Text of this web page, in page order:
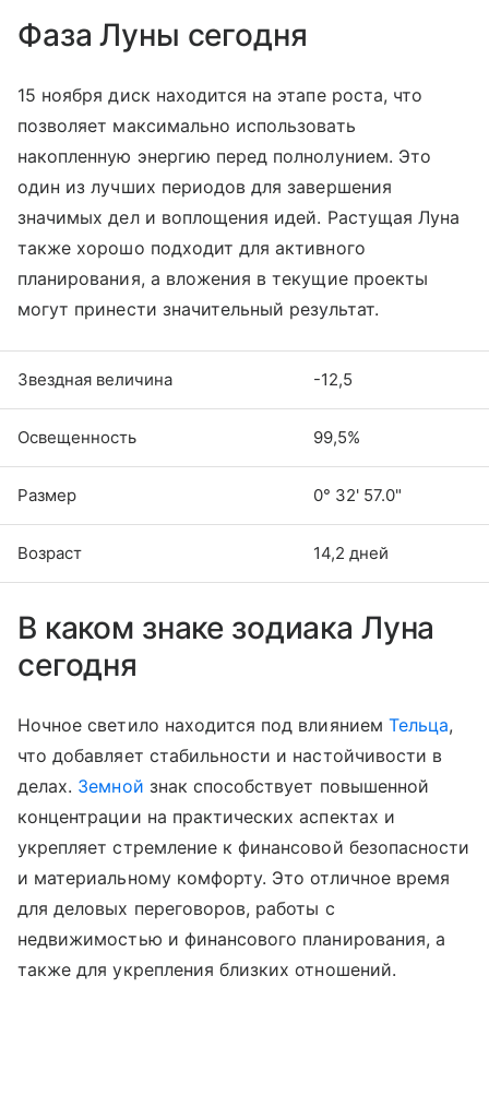
Фаза Луны сегодня
15 ноября диск находится на этапе роста, что
позволяет максимально использовать
накопленную энергию перед полнолунием. Это
один из лучших периодов для завершения
значимых дел и воплощения идей. Растущая Луна
также хорошо подходит для активного
планирования, а вложения в текущие проекты
могут принести значительный результат.
Звездная величина -12,5
Освещенность 99,5%
Размер 0° 32' 57.0"
Возраст 14,2 дней
В каком знаке зодиака Луна
сегодня
Ночное светило находится под влиянием Тельца,
что добавляет стабильности и настойчивости в
делах. Земной знак способствует повышенной
концентрации на практических аспектах и
укрепляет стремление к финансовой безопасности
и материальному комфорту. Это отличное время
для деловых переговоров, работы с
недвижимостью и финансового планирования, а
также для укрепления близких отношений.